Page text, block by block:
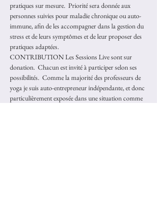
pratiques sur mesure.  Priorité sera donnée aux
personnes suivies pour maladie chronique ou auto-
immune, afin de les accompagner dans la gestion du
stress et de leurs symptômes et de leur proposer des
pratiques adaptées.
CONTRIBUTION Les Sessions Live sont sur
donation.  Chacun est invité à participer selon ses
possibilités.  Comme la majorité des professeurs de
yoga je suis auto-entrepreneur indépendante, et donc
particulièrement exposée dans une situation comme